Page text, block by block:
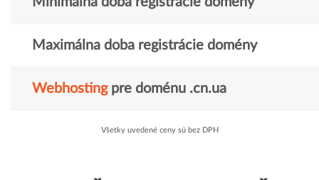
Maximálna doba registrácie domény
Webhostingpre doménu .cn.ua
Všetky uvedené ceny sú bez DPH